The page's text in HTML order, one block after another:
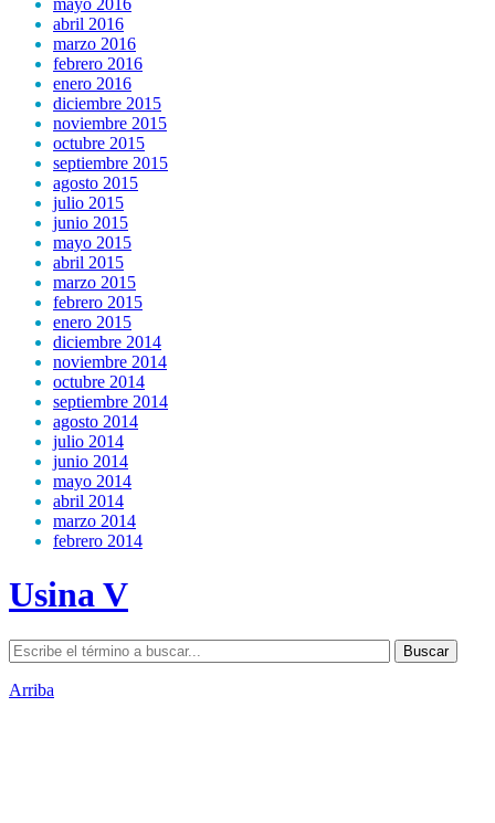
abril 2016
marzo 2016
febrero 2016
enero 2016
diciembre 2015
noviembre 2015
octubre 2015
septiembre 2015
agosto 2015
julio 2015
junio 2015
mayo 2015
abril 2015
marzo 2015
febrero 2015
enero 2015
diciembre 2014
noviembre 2014
octubre 2014
septiembre 2014
agosto 2014
julio 2014
junio 2014
mayo 2014
abril 2014
marzo 2014
febrero 2014
Usina V
Arriba